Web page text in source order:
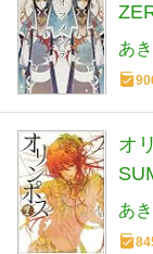
あき
オ
あき